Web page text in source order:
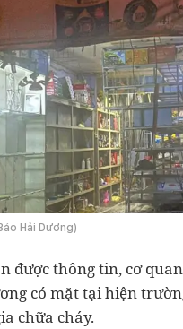
Hải Dương)
được thông tin, cơ
có mặt tại hiện
chữa cháy.